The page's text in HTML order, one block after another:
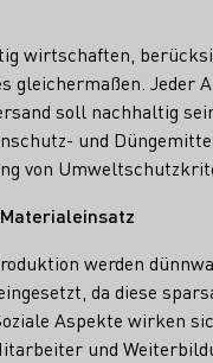
wirtschaften,
gleichermaßen. Jeder
soll nachhaltig
und
von
werden
da diese
Aspekte wirken
und